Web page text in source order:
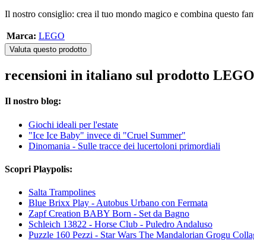
Il nostro consiglio: crea il tuo mondo magico e combina questo
Marca: LEGO
Valuta questo prodotto
recensioni in italiano sul prodotto
Il nostro blog:
Giochi ideali per l'estate
"Ice Ice Baby" invece di "Cruel Summer"
Dinomania - Sulle tracce dei lucertoloni primordiali
Scopri Playpolis:
Salta Trampolines
Blue Brixx Play - Autobus Urbano con Fermata
Zapf Creation BABY Born - Set da Bagno
Schleich 13822 - Horse Club - Puledro Andaluso
Puzzle 160 Pezzi - Star Wars The Mandalorian Grogu